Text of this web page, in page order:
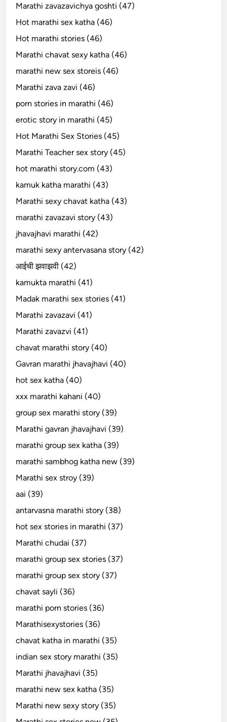
Marathi zavazavichya goshti (47)
Hot marathi sex katha (46)
Hot marathi stories (46)
Marathi chavat sexy katha (46)
marathi new sex storeis (46)
Marathi zava zavi (46)
porn stories in marathi (46)
erotic story in marathi (45)
Hot Marathi Sex Stories (45)
Marathi Teacher sex story (45)
hot marathi story.com (43)
kamuk katha marathi (43)
Marathi sexy chavat katha (43)
marathi zavazavi story (43)
jhavajhavi marathi (42)
marathi sexy antervasana story (42)
आईची झवाझवी (42)
kamukta marathi (41)
Madak marathi sex stories (41)
Marathi zavazavi (41)
Marathi zavazvi (41)
chavat marathi story (40)
Gavran marathi jhavajhavi (40)
hot sex katha (40)
xxx marathi kahani (40)
group sex marathi story (39)
Marathi gavran jhavajhavi (39)
marathi group sex katha (39)
marathi sambhog katha new (39)
Marathi sex stroy (39)
aai (39)
antarvasna marathi story (38)
hot sex stories in marathi (37)
Marathi chudai (37)
marathi group sex stories (37)
marathi group sex story (37)
chavat sayli (36)
marathi porn stories (36)
Marathisexystories (36)
chavat katha in marathi (35)
indian sex story marathi (35)
Marathi jhavajhavi (35)
marathi new sex katha (35)
Marathi new sexy story (35)